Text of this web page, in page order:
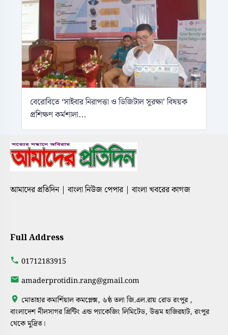
বেরোবিতে ‘সাইবার নিরাপত্তা ও ডিজিটাল সুরক্ষা’ বিষয়ক
প্রশিক্ষণ কর্মশালা...
আমাদের প্রতিদিন | বাংলা নিউজ পেপার | বাংলা খবরের কাগজ
Full Address
01712183915
amaderprotidin.rang@gmail.com
মোতাহার কমার্শিয়াল কমপ্লেক্স, ৬ষ্ঠ তলা জি.এল.রায় রোড রংপুর ,
বাংলাদেশ নীলসাগর প্রিন্টিং এন্ড প্যাকেজিং লিমিটেড, উত্তম হাজিরহাট, রংপুর
থেকে মুদ্রিত।